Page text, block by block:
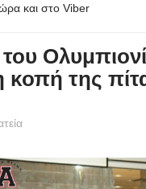
και στο Viber
κοπή της